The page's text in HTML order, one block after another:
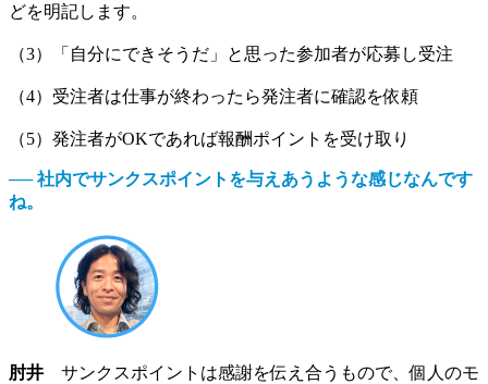
どを明記します。
（3）「自分にできそうだ」と思った参加者が応募し受注
（4）受注者は仕事が終わったら発注者に確認を依頼
（5）発注者がOKであれば報酬ポイントを受け取り
── 社内でサンクスポイントを与えあうような感じなんです
ね。
肘井 サンクスポイントは感謝を伝え合うもので、個人のモ